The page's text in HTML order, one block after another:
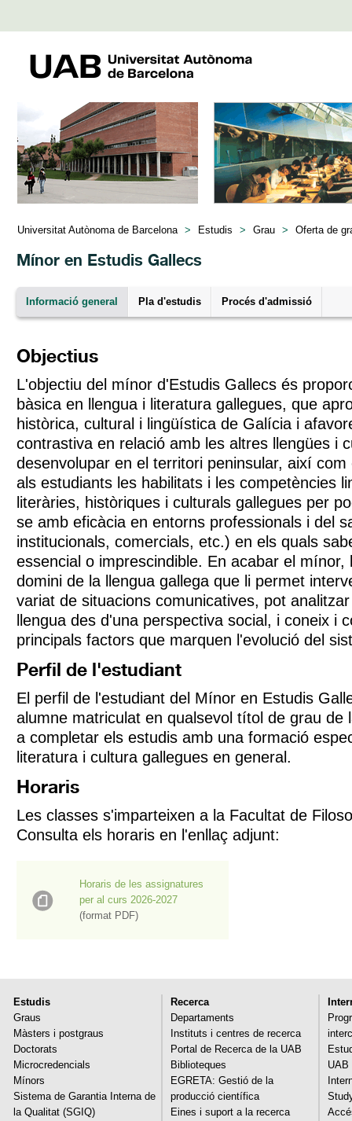
Universitat Autònoma de Barcelona > Estudis > Grau > Oferta de
Mínor en Estudis Gallecs
Informació general Pla d'estudis Procés d'admissió
Objectius
L'objectiu del mínor d'Estudis Gallecs és
bàsica en llengua i literatura gallegues, que
històrica, cultural i lingüística de Galícia i
contrastiva en relació amb les altres llengües i
desenvolupar en el territori peninsular, així
als estudiants les habilitats i les competències
literàries, històriques i culturals gallegues per
se amb eficàcia en entorns professionals i del
institucionals, comercials, etc.) en els quals
essencial o imprescindible. En acabar el mínor,
domini de la llengua gallega que li permet
variat de situacions comunicatives, pot
llengua des d'una perspectiva social, i coneix i
principals factors que marquen l'evolució del
Perfil de l'estudiant
El perfil de l'estudiant del Mínor en Estudis
alumne matriculat en qualsevol títol de grau de
a completar els estudis amb una formació
literatura i cultura gallegues en general.
Horaris
Les classes s'imparteixen a la Facultat de
Consulta els horaris en l'enllaç adjunt:
Horaris de les assignatures
per al curs 2026-2027
(format PDF)
Estudis
Graus
Màsters i postgraus
Doctorats
Microcredencials
Mínors
Sistema de Garantia Interna de
la Qualitat (SGIQ)
Recerca
Departaments
Instituts i centres de recerca
Portal de Recerca de la UAB
Biblioteques
EGRETA: Gestió de la
producció científica
Eines i suport a la recerca
UAB